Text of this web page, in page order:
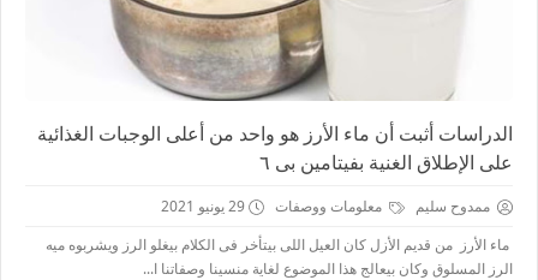
الدراسات أثبت أن ماء الأرز هو واحد من أعلى الوجبات الغذائية
على الإطلاق الغنية بفيتامين بى ٦
ممدوح سليم معلومات ووصفات
29 يونيو 2021
ماء الأرز من قديم الأزل كان العيل اللى بيتأخر فى الكلام بيغلو الرز ويشربوه ميه
الرز المسلوق وكان بيعالج هذا الموضوع لغاية منسينا وصفاتنا ا...